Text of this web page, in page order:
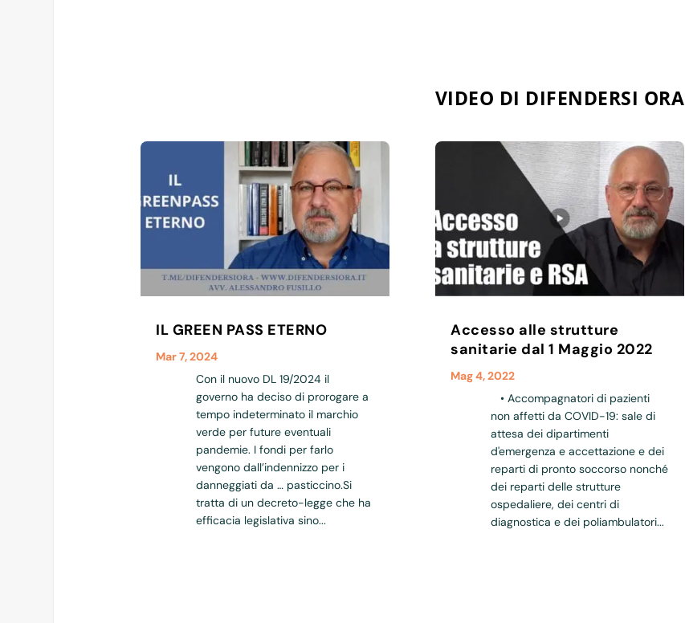
VIDEO DI DIFENDERSI ORA
IL GREEN PASS ETERNO
Mar 7, 2024
Con il nuovo DL 19/2024 il
governo ha deciso di prorogare a
tempo indeterminato il marchio
verde per future eventuali
pandemie. I fondi per farlo
vengono dall’indennizzo per i
danneggiati da … pasticcino.Si
tratta di un decreto-legge che ha
efficacia legislativa sino...
Accesso alle strutture
sanitarie dal 1 Maggio 2022
Mag 4, 2022
• Accompagnatori di pazienti
non affetti da COVID-19: sale di
attesa dei dipartimenti
d'emergenza e accettazione e dei
reparti di pronto soccorso nonché
dei reparti delle strutture
ospedaliere, dei centri di
diagnostica e dei poliambulatori...